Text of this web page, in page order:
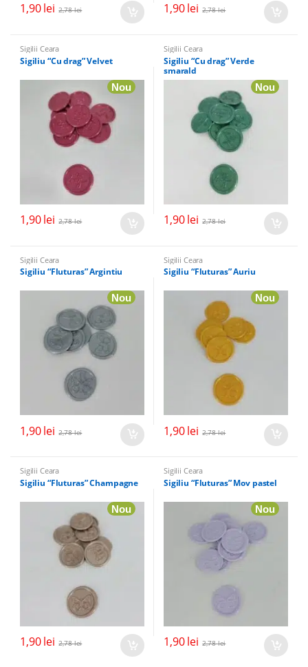
1,90lei 2,78lei 1,90lei 2,78lei
Sigilii Ceara
Sigiliu “Cu drag” Velvet
Nou
1,90lei 2,78lei
Sigilii Ceara
Sigiliu “Cu drag” Verde
smarald
Nou
1,90lei 2,78lei
Sigilii Ceara
Sigiliu “Fluturas” Argintiu
Nou
1,90lei 2,78lei
Sigilii Ceara
Sigiliu “Fluturas” Auriu
Nou
1,90lei 2,78lei
Sigilii Ceara
Sigiliu “Fluturas” Champagne
Nou
1,90lei 2,78lei
Sigilii Ceara
Sigiliu “Fluturas” Mov pastel
Nou
1,90lei 2,78lei